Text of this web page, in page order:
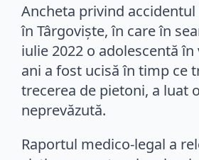
Ancheta privind
în Târgoviște, în care în
iulie 2022 o adolescentă în
ani a fost ucisă în timp ce
trecerea de pietoni, a luat
neprevăzută.
Raportul medico-legal a